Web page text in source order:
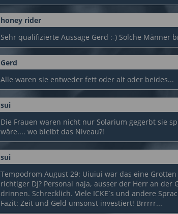
honey rider
Sehr qualifizierte Aussage Gerd :-) Solche Männer
Gerd
Alle waren sie entweder fett oder alt oder beides...
sui
Die Frauen waren nicht nur Solarium gegerbt sie
wäre.... wo bleibt das Niveau?!
sui
Tempodrom August 29: Uiuiui war das eine
richtiger DJ? Personal naja, ausser der Herr an
drinnen. Schrecklich. Viele ICKE´s und andere
Fazit: Zeit und Geld umsonst investiert! Brrrrr...